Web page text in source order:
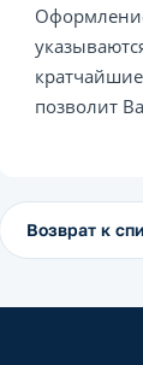
позволит
Возврат к